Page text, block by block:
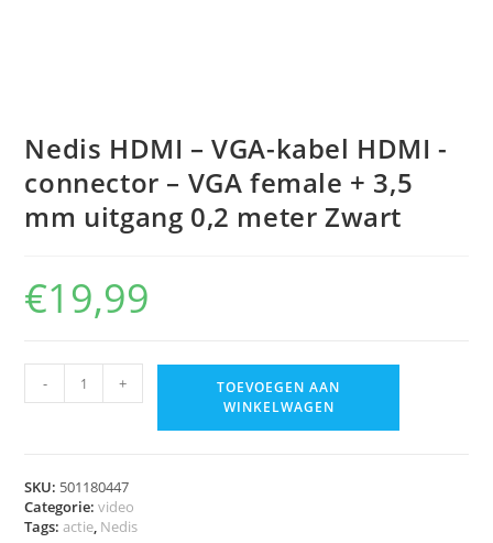
Nedis HDMI – VGA-kabel HDMI -
connector – VGA female + 3,5
mm uitgang 0,2 meter Zwart
€19,99
- +
TOEVOEGEN AAN
WINKELWAGEN
SKU: 501180447
Categorie:video
Tags:actie, Nedis